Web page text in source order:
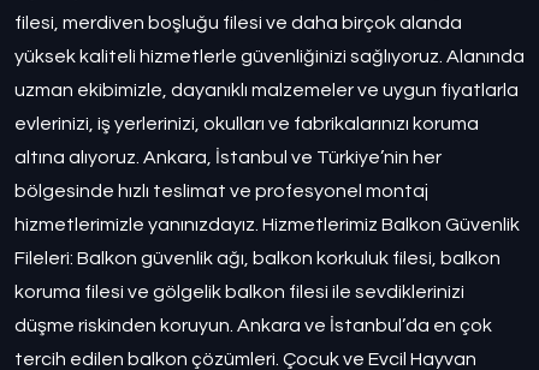
filesi, merdiven boşluğu filesi ve daha birçok alanda
yüksek kaliteli hizmetlerle güvenliğinizi sağlıyoruz. Alanında
uzman ekibimizle, dayanıklı malzemeler ve uygun fiyatlarla
evlerinizi, iş yerlerinizi, okulları ve fabrikalarınızı koruma
altına alıyoruz. Ankara, İstanbul ve Türkiye’nin her
bölgesinde hızlı teslimat ve profesyonel montaj
hizmetlerimizle yanınızdayız. Hizmetlerimiz Balkon Güvenlik
Fileleri: Balkon güvenlik ağı, balkon korkuluk filesi, balkon
koruma filesi ve gölgelik balkon filesi ile sevdiklerinizi
düşme riskinden koruyun. Ankara ve İstanbul’da en çok
tercih edilen balkon çözümleri. Çocuk ve Evcil Hayvan